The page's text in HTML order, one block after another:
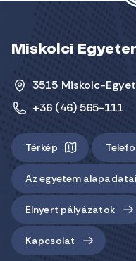
Miskolci
3515 Miskolc-
+36 (46) 565-111
Térkép
Az egyetem alapadatai
Elnyert pályázatok
Kapcsolat